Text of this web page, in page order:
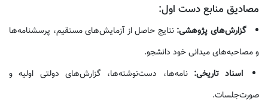
مصادیق منابع دست اول:
گزارش‌های پژوهشی: نتایج حاصل از آزمایش‌های مستقیم، پرسشنامه‌ها
و مصاحبه‌های میدانی خود دانشجو.
اسناد تاریخی: نامه‌ها، دست‌نوشته‌ها، گزارش‌های دولتی اولیه و
صورت‌جلسات.